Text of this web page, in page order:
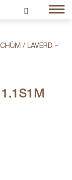
/ LAVERD –